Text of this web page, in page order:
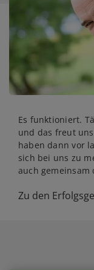
Es funktioniert.
und das freut
haben dann vor
sich bei uns zu
auch gemeinsam
Zu den